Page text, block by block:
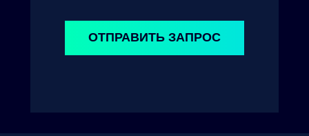
ОТПРАВИТЬ ЗАПРОС